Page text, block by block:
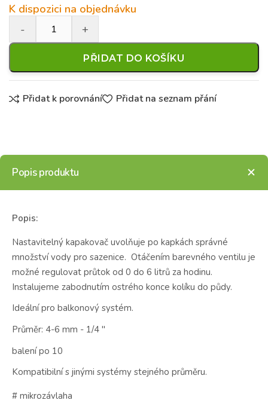
K dispozici na objednávku
PŘIDAT DO KOŠÍKU
Přidat k porovnání Přidat na seznam přání
Popis produktu
Popis:
Nastavitelný kapakovač uvolňuje po kapkách správné
množství vody pro sazenice. Otáčením barevného ventilu je
možné regulovat průtok od 0 do 6 litrů za hodinu.
Instalujeme zabodnutím ostrého konce kolíku do půdy.
Ideální pro balkonový systém.
Průměr: 4-6 mm - 1/4 "
balení po 10
Kompatibilní s jinými systémy stejného průměru.
# mikrozávlaha